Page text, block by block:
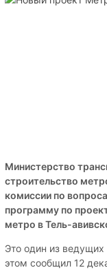
Министерство
строительство
комиссии по
программу по
метро в Тель-
Это один из ведущих
этом сообщил 12